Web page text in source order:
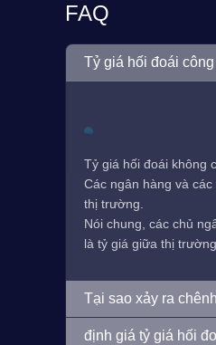
FAQ
Tỷ giá hối đoái
Tỷ giá hối đoái không
Các ngân hàng và
thị trường.
Nói chung, các chủ
là tỷ giá giữa thị
Tại sao xảy ra
định giá tỷ giá hối